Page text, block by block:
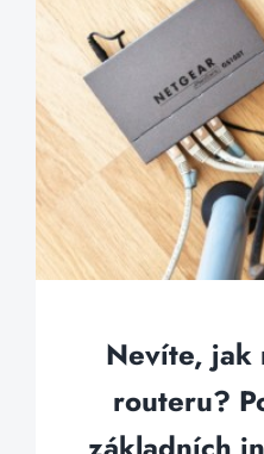
Nevíte, jak
routeru?